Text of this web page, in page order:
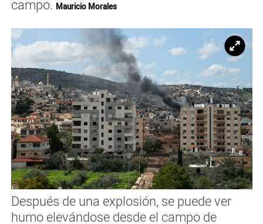
campo. Mauricio Morales
Después de una explosión, se puede ver
humo elevándose desde el campo de